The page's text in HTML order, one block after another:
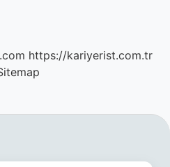
https://kariyerist.com.tr